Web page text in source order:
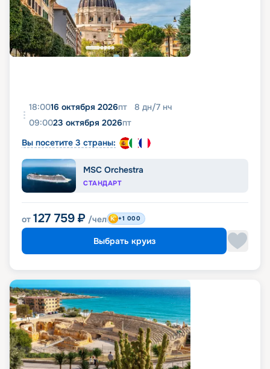
18:0016 октября 2026пт 8 дн/7 нч
09:0023 октября 2026пт
Вы посетите 3 страны:
MSC Orchestra
СТАНДАРТ
от 127 759 ₽ /чел +1 000
Выбрать круиз